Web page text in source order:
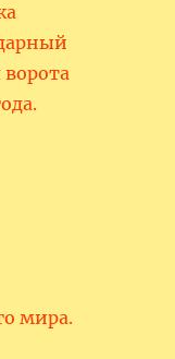
мира.